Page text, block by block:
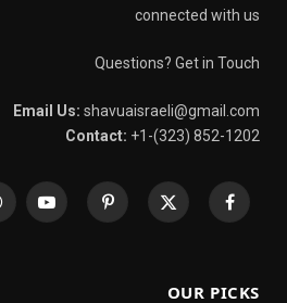
connected with us
Questions? Get in Touch
Email Us: shavuaisraeli@gmail.com
Contact: +1-(323) 852-1202
Facebook
X
Pinterest
OUR PICKS